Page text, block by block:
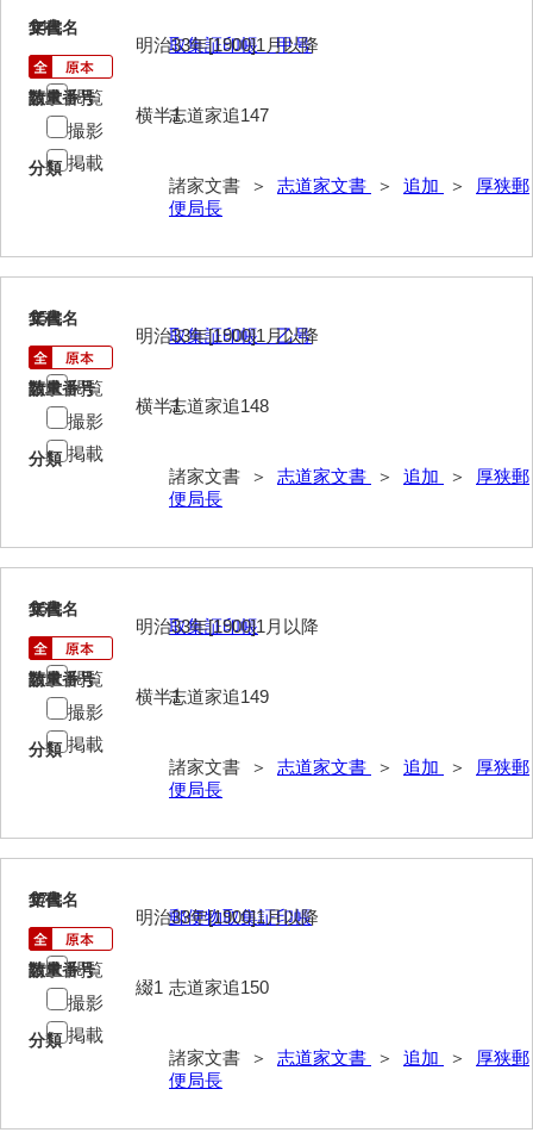
兼重家文書
上村家文書
嘉村家文書
亀田家文書
河崎家文書
河田家文書
神田一・二宮関係文書
岸村家文書
木津屋家文書
木村家文書
木村一人文書
14
文書名
取集証印帳 甲号
請求番号
志道家追147
分類
諸家文書 ＞ 志道家文書 ＞ 追加 ＞
厚狭郵
便局長
年代
明治33年[1900]1月以降
数量
横半1
閲覧
撮影
掲載
15
文書名
取集証印帳 乙号
請求番号
志道家追148
分類
諸家文書 ＞ 志道家文書 ＞ 追加 ＞
厚狭郵
便局長
年代
明治33年[1900]1月以降
数量
横半1
閲覧
撮影
掲載
16
文書名
取集証印帳
請求番号
志道家追149
分類
諸家文書 ＞ 志道家文書 ＞ 追加 ＞
厚狭郵
便局長
年代
明治33年[1900]1月以降
数量
横半1
閲覧
撮影
掲載
17
文書名
郵便物取集証印帳
請求番号
志道家追150
分類
諸家文書 ＞ 志道家文書 ＞ 追加 ＞
厚狭郵
便局長
年代
明治33年[1900]1月以降
数量
綴1
閲覧
撮影
掲載